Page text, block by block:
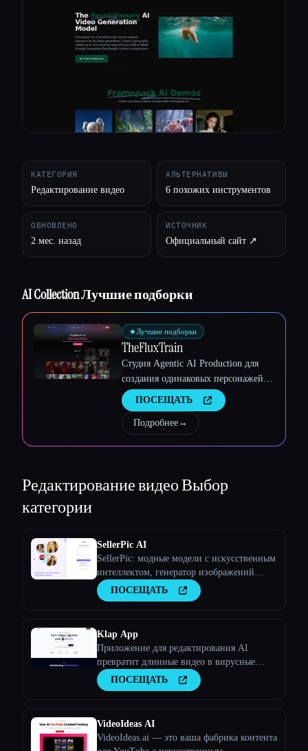
Все категории
КАТЕГОРИЯ
Редактирование видео
АЛЬТЕРНАТИВЫ
6 похожих инструментов
ОБНОВЛЕНО
2 мес. назад
ИСТОЧНИК
Официальный сайт ↗︎
AI Collection Лучшие подборки
★Лучшие подборки
TheFluxTrain
Студия Agentic AI Production для
создания одинаковых персонажей,
рабочих процессов и видео
ПОСЕЩАТЬ
Подробнее→
Редактирование видеоВыбор
категории
SellerPic AI
SellerPic: модные модели с искусственным
интеллектом, генератор изображений
продуктов и видео
ПОСЕЩАТЬ
Klap App
Приложение для редактирования AI
превратит длинные видео в вирусные
клипыПОСЕЩАТЬ
VideoIdeas AI
VideoIdeas.ai — это ваша фабрика контента